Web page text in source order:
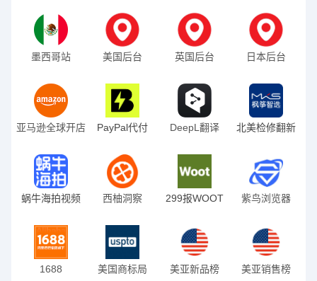
墨西哥站 美国后台 英国后台 日本后台
亚马逊全球开店 PayPal代付 DeepL翻译 北美检修翻新
蜗牛海拍视频 西柚洞察 299报WOOT 紫鸟浏览器
1688 美国商标局 美亚新品榜 美亚销售榜